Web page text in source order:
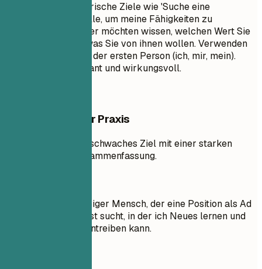
Vermeiden Sie generische Ziele wie 'Suche eine
herausfordernde Rolle, um meine Fähigkeiten zu
entwickeln.' Recruiter möchten wissen, welchen Wert Sie
ihnen bieten, nicht was Sie von ihnen wollen. Verwenden
Sie keine Pronomen der ersten Person (ich, mir, mein).
Halten Sie es prägnant und wirkungsvoll.
Beispiele aus der Praxis
Vergleichen Sie ein schwaches Ziel mit einer starken
professionellen Zusammenfassung.
Ziel: Ich bin ein fleißiger Mensch, der eine Position als Ad
Operations Specialist sucht, in der ich Neues lernen und
meine Karriere vorantreiben kann.